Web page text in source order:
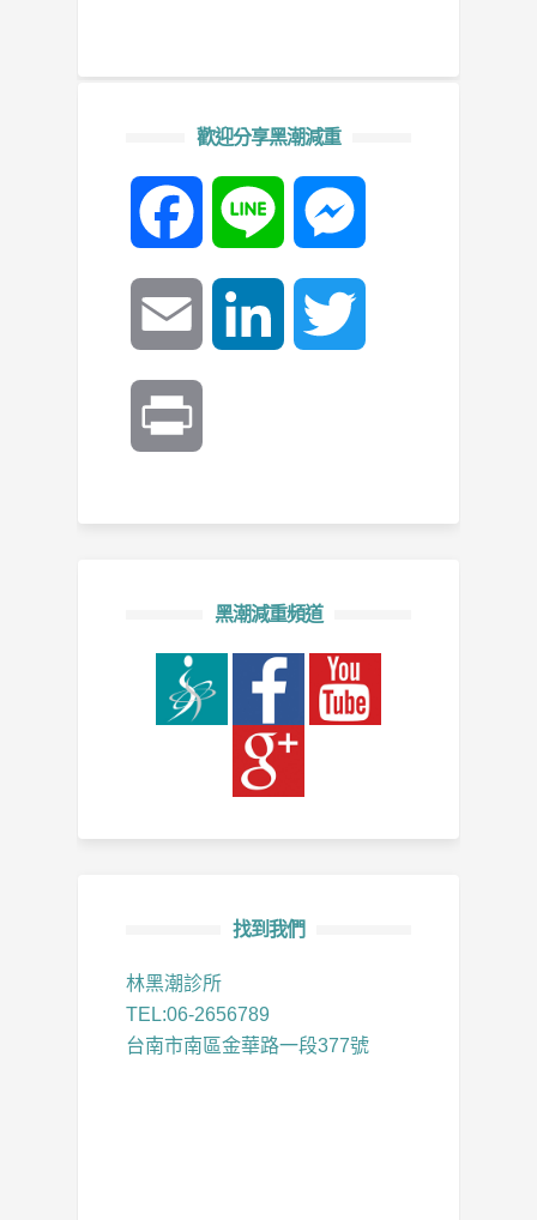
歡迎分享黑潮減重
Facebook Line
Email LinkedIn
黑潮減重頻道
找到我們
林黑潮診所
TEL:06-2656789
台南市南區金華路一段377號